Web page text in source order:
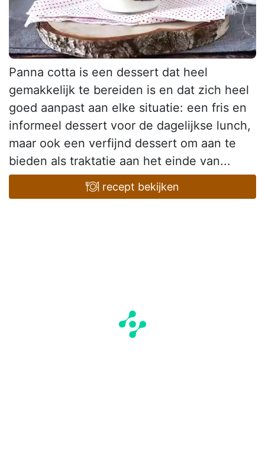
Panna cotta is een dessert dat heel
gemakkelijk te bereiden is en dat zich heel
goed aanpast aan elke situatie: een fris en
informeel dessert voor de dagelijkse lunch,
maar ook een verfijnd dessert om aan te
bieden als traktatie aan het einde van...
recept bekijken